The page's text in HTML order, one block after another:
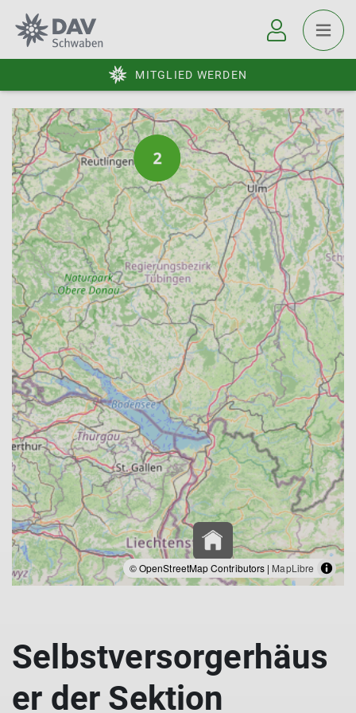
MITGLIED WERDEN
© OpenStreetMap Contributors | MapLibre
Selbstversorgerhäus
er der Sektion